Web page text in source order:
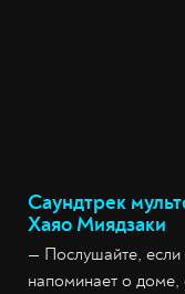
Саундтрек
Хаяо Миядзаки
— Послушайте, если
напоминает о